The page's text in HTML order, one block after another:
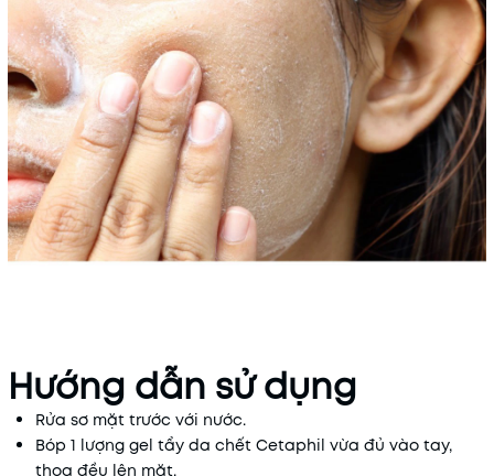
Hướng dẫn sử dụng
Rửa sơ mặt trước với nước.
Bóp 1 lượng gel tẩy da chết Cetaphil vừa đủ vào tay,
thoa đều lên mặt.